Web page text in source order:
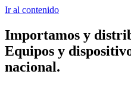
Ir al contenido
Importamos y
Equipos y
nacional.